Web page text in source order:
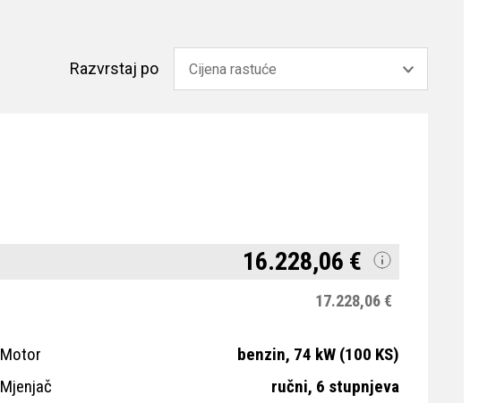
Razvrstaj po
16.228,06 €
17.228,06 €
Motor
benzin, 74 kW (100 KS)
Mjenjač
ručni, 6 stupnjeva